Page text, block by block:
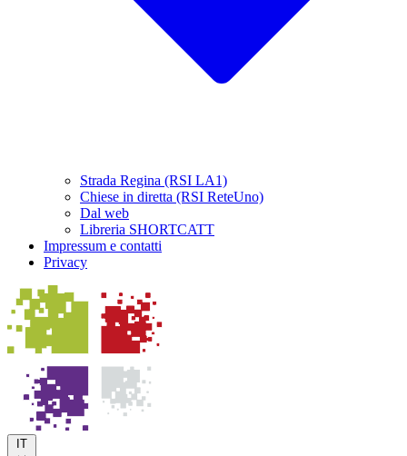
Strada Regina (RSI LA1)
Chiese in diretta (RSI ReteUno)
Dal web
Libreria SHORTCATT
Impressum e contatti
Privacy
IT